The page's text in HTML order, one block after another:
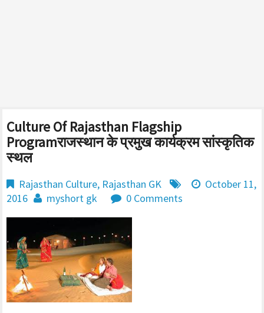
Culture Of Rajasthan Flagship
Programराजस्थान के प्रमुख कार्यक्रम सांस्कृतिक
स्थल
Rajasthan Culture, Rajasthan GK
October 11,
2016
myshort gk 0 Comments